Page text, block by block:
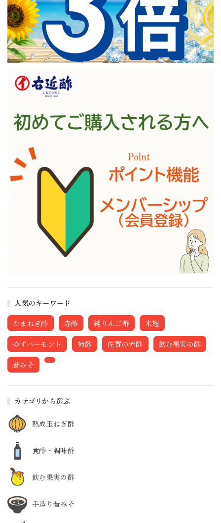
人気のキーワード
たまねぎ酢 赤酢 純りんご酢 米麹
ゆずバーモント 柿酢 佐賀の赤酢 飲む果実の酢
昔みそ
カテゴリから選ぶ
熟成玉ねぎ酢
食酢・調味酢
飲む果実の酢
手造り昔みそ